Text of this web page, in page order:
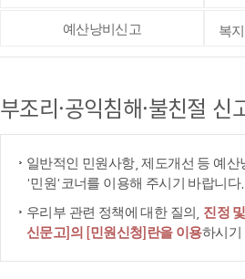
예산낭비신고 복
부조리·공익침해·불친절 신
일반적인 민원사항, 제도개선 등 예
'민원'코너를 이용해 주시기 바랍니다.
우리부 관련 정책에 대한 질의, 진정
신문고]의 [민원신청]란을 이용하시기